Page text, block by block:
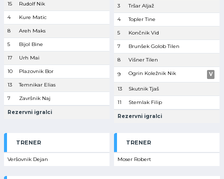
15 Rudolf Nik
4 Kure Matic
8 Areh Maks
5 Bijol Bine
17 Urh Mai
10 Plazovnik Bor
13 Temnikar Elias
7 Završnik Naj
Rezervni igralci
3 Tršar Aljaž
4 Topler Tine
5 Končnik Vid
7 Brunšek Golob Tilen
8 Višner Tilen
9 Ogrin Koležnik Nik V
13 Skutnik Tjaš
11 Stemlak Filip
Rezervni igralci
TRENER
Veršovnik Dejan
TRENER
Moser Robert